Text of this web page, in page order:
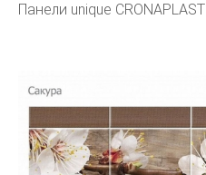
Панели unique CRONAPLAST